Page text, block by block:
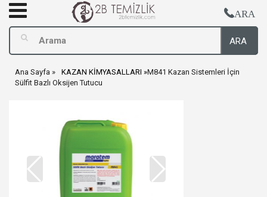
ARA
ARA
Ana Sayfa KAZAN KİMYASALLARI
M841 Kazan Sistemleri İçin
Sülfit Bazlı Oksijen Tutucu